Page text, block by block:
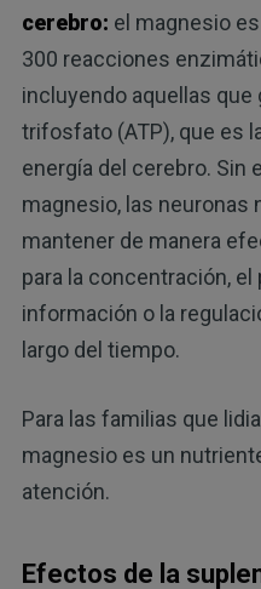
cerebro: el magnesio
300 reacciones
incluyendo aquellas que
trifosfato (ATP), que es
energía del cerebro. Sin
magnesio, las neuronas
mantener de manera
para la concentración,
información o la
largo del tiempo.
Para las familias que
magnesio es un
atención.
Efectos de la